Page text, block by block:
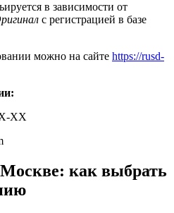
в зависимости от
с регистрацией в базе
можно на сайте https://rusd-
ХХ
как выбрать